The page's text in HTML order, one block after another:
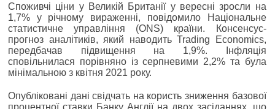
Споживчі ціни у Великій Британії у вересні зросли на
1,7% у річному вираженні, повідомило Національне
статистичне управління (ONS) країни. Консенсус-
прогноз аналітиків, який наводить Trading Economics,
передбачав підвищення на 1,9%. Інфляція
сповільнилася порівняно із серпневими 2,2% та була
мінімальною з квітня 2021 року.
Опубліковані дані свідчать на користь зниження базової
процентної ставки Банку Англії на двох засіданнях, що